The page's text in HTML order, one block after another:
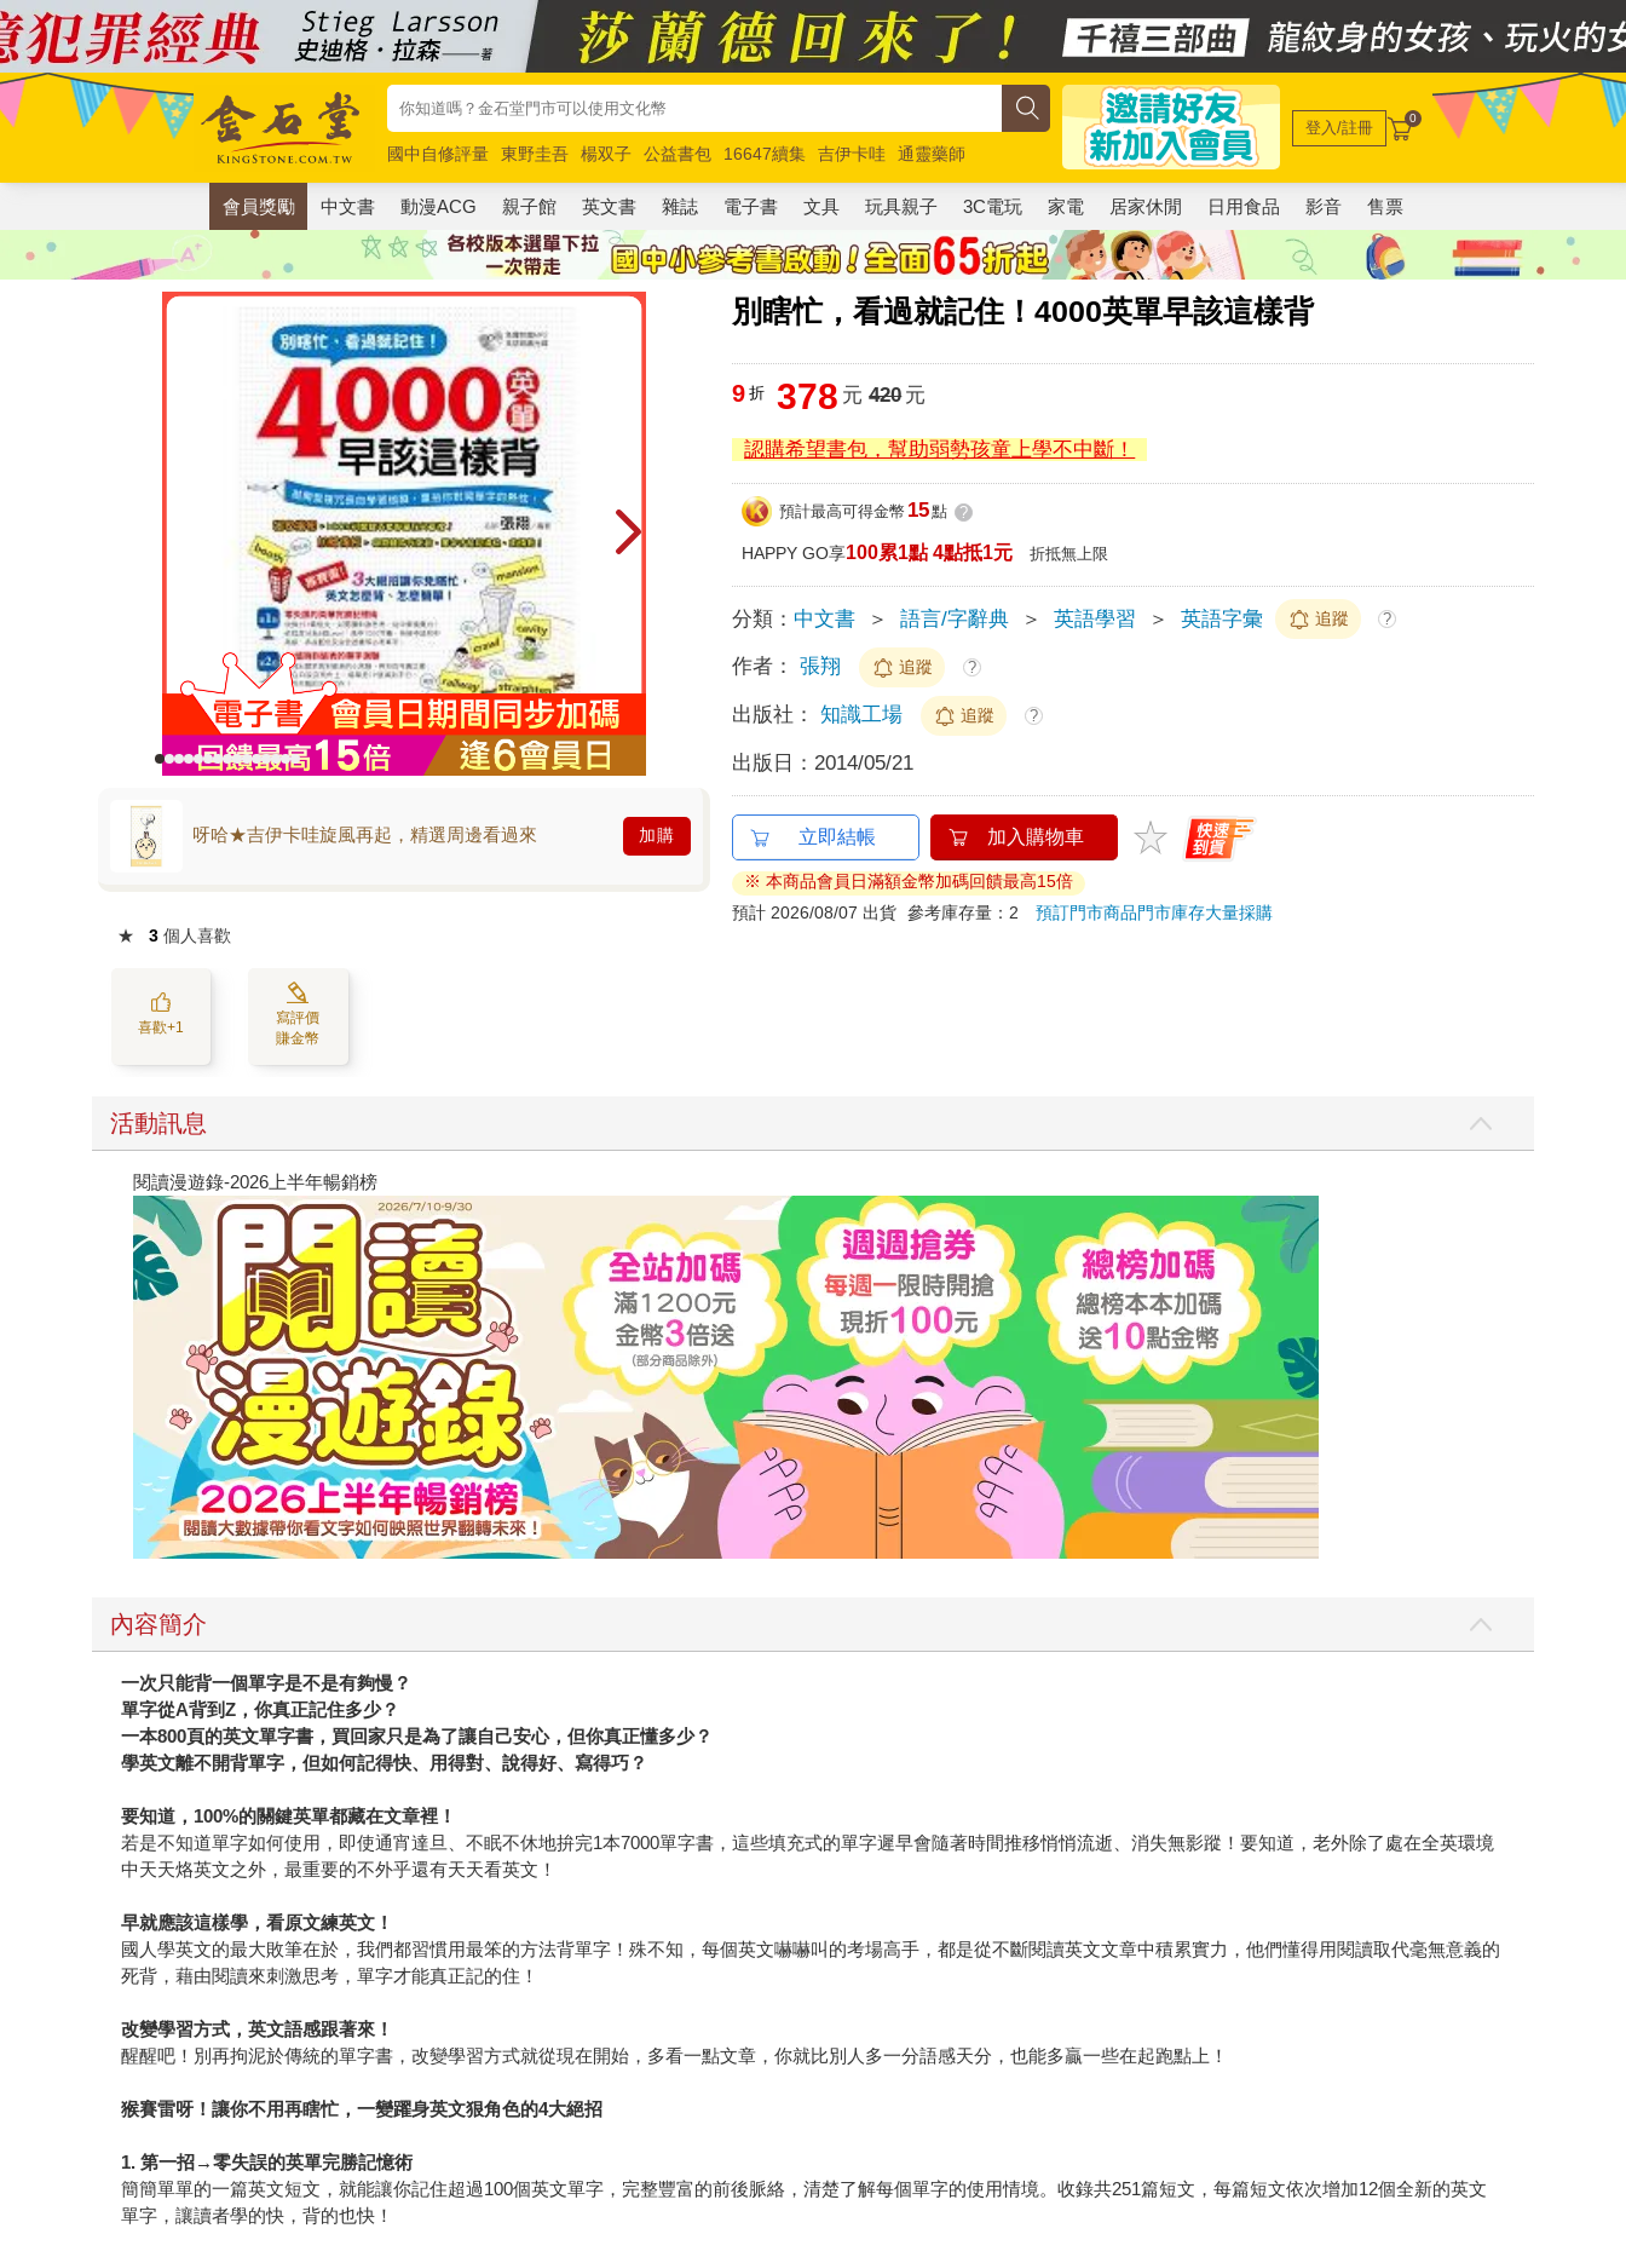
國中自修評量 東野圭吾 楊双子 公益書包 16647續集 吉伊卡哇
通靈藥師
唯紅花綻放
奧德賽 路邊攤新作 馬斯克 玩具總動員5 超慢跑
登入/註冊 0
會員獎勵 中文書 動漫ACG 親子館 英文書 雜誌 電子書 文具 玩具親子 3C電玩 家電 居家休閒 日用食品 影音 售票
別瞎忙，看過就記住！4000英單早該這樣背
呀哈★吉伊卡哇旋風再起，精選周邊看過來 加購
★ 3 個人喜歡
喜歡+1
寫評價
賺金幣
9 折 378 元 420元
認購希望書包，幫助弱勢孩童上學不中斷！
預計最高可得金幣 15點 ?
HAPPY GO享100累1點 4點抵1元 折抵無上限
分類： 中文書 ＞ 語言/字辭典 ＞ 英語學習 ＞ 英語字彙 追蹤 ?
作者： 張翔 追蹤 ?
出版社： 知識工場 追蹤 ?
出版日： 2014/05/21
立即結帳 加入購物車
※ 本商品會員日滿額金幣加碼回饋最高15倍
預計 2026/08/07 出貨 參考庫存量：2預訂門市商品門市庫存大量採購
活動訊息
閱讀漫遊錄-2026上半年暢銷榜
內容簡介
一次只能背一個單字是不是有夠慢？
單字從A背到Z，你真正記住多少？
一本800頁的英文單字書，買回家只是為了讓自己安心，但你真正懂多少？
學英文離不開背單字，但如何記得快、用得對、說得好、寫得巧？
要知道，100%的關鍵英單都藏在文章裡！
若是不知道單字如何使用，即使通宵達旦、不眠不休地拚完1本7000單字書，這些填充式的單字遲早會隨著時間推移悄悄流逝、消失無影蹤！要知道，老外除了處在全英環境
中天天烙英文之外，最重要的不外乎還有天天看英文！
早就應該這樣學，看原文練英文！
國人學英文的最大敗筆在於，我們都習慣用最笨的方法背單字！殊不知，每個英文嚇嚇叫的考場高手，都是從不斷閱讀英文文章中積累實力，他們懂得用閱讀取代毫無意義的
死背，藉由閱讀來刺激思考，單字才能真正記的住！
改變學習方式，英文語感跟著來！
醒醒吧！別再拘泥於傳統的單字書，改變學習方式就從現在開始，多看一點文章，你就比別人多一分語感天分，也能多贏一些在起跑點上！
猴賽雷呀！讓你不用再瞎忙，一變躍身英文狠角色的4大絕招
1. 第一招→零失誤的英單完勝記憶術
簡簡單單的一篇英文短文，就能讓你記住超過100個英文單字，完整豐富的前後脈絡，清楚了解每個單字的使用情境。收錄共251篇短文，每篇短文依次增加12個全新的英文
單字，讓讀者學的快，背的也快！